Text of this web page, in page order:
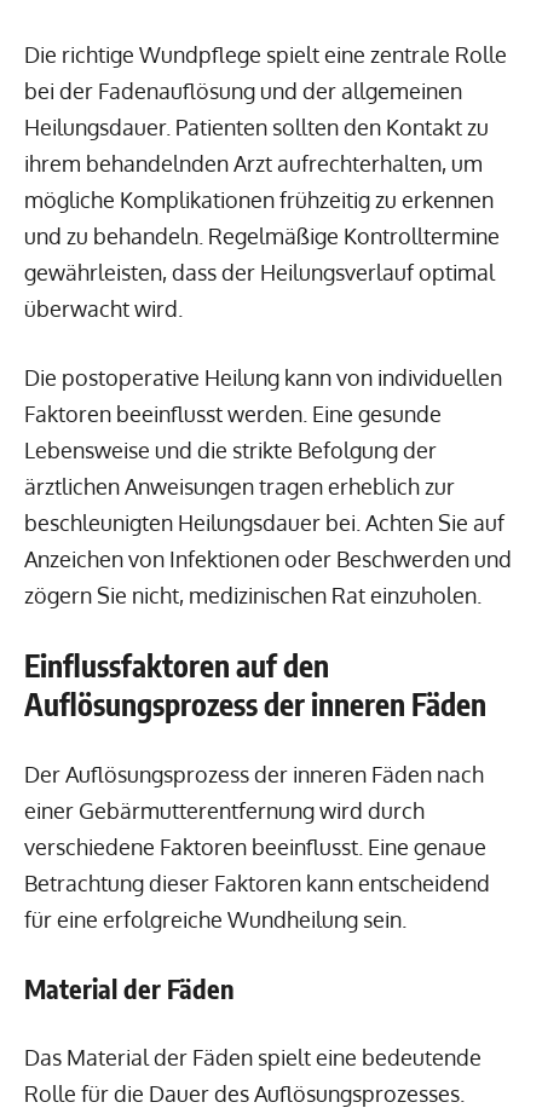
Die richtige Wundpflege spielt eine zentrale Rolle
bei der Fadenauflösung und der allgemeinen
Heilungsdauer. Patienten sollten den Kontakt zu
ihrem behandelnden Arzt aufrechterhalten, um
mögliche Komplikationen frühzeitig zu erkennen
und zu behandeln. Regelmäßige Kontrolltermine
gewährleisten, dass der Heilungsverlauf optimal
überwacht wird.
Die postoperative Heilung kann von individuellen
Faktoren beeinflusst werden. Eine gesunde
Lebensweise und die strikte Befolgung der
ärztlichen Anweisungen tragen erheblich zur
beschleunigten Heilungsdauer bei. Achten Sie auf
Anzeichen von Infektionen oder Beschwerden und
zögern Sie nicht, medizinischen Rat einzuholen.
Einflussfaktoren auf den
Auflösungsprozess der inneren Fäden
Der Auflösungsprozess der inneren Fäden nach
einer Gebärmutterentfernung wird durch
verschiedene Faktoren beeinflusst. Eine genaue
Betrachtung dieser Faktoren kann entscheidend
für eine erfolgreiche Wundheilung sein.
Material der Fäden
Das Material der Fäden spielt eine bedeutende
Rolle für die Dauer des Auflösungsprozesses.